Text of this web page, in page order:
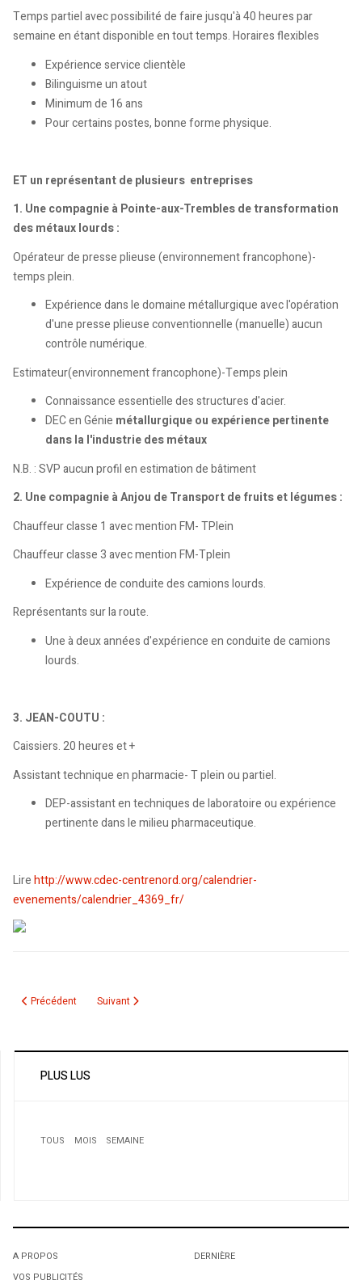
Temps partiel avec possibilité de faire jusqu'à 40 heures par
semaine en étant disponible en tout temps. Horaires flexibles
Expérience service clientèle
Bilinguisme un atout
Minimum de 16 ans
Pour certains postes, bonne forme physique.
ET un représentant de plusieurs entreprises
1. Une compagnie à Pointe-aux-Trembles de transformation
des métaux lourds :
Opérateur de presse plieuse (environnement francophone)-
temps plein.
Expérience dans le domaine métallurgique avec l'opération
d'une presse plieuse conventionnelle (manuelle) aucun
contrôle numérique.
Estimateur(environnement francophone)-Temps plein
Connaissance essentielle des structures d'acier.
DEC en Génie métallurgique ou expérience pertinente
dans la l'industrie des métaux
N.B. : SVP aucun profil en estimation de bâtiment
2. Une compagnie à Anjou de Transport de fruits et légumes :
Chauffeur classe 1 avec mention FM- TPlein
Chauffeur classe 3 avec mention FM-Tplein
Expérience de conduite des camions lourds.
Représentants sur la route.
Une à deux années d'expérience en conduite de camions
lourds.
3. JEAN-COUTU :
Caissiers. 20 heures et +
Assistant technique en pharmacie- T plein ou partiel.
DEP-assistant en techniques de laboratoire ou expérience
pertinente dans le milieu pharmaceutique.
Lirehttp://www.cdec-centrenord.org/calendrier-
evenements/calendrier_4369_fr/
Article précédent : Offre d’emploi: Agent Administratif au Centre Islamique
Précédent Article suivant : Emploi MESRS en Algerie
Suivant
PLUS LUS
TOUS MOIS SEMAINE
A PROPOS
VOS PUBLICITÉS
DERNIÈRE